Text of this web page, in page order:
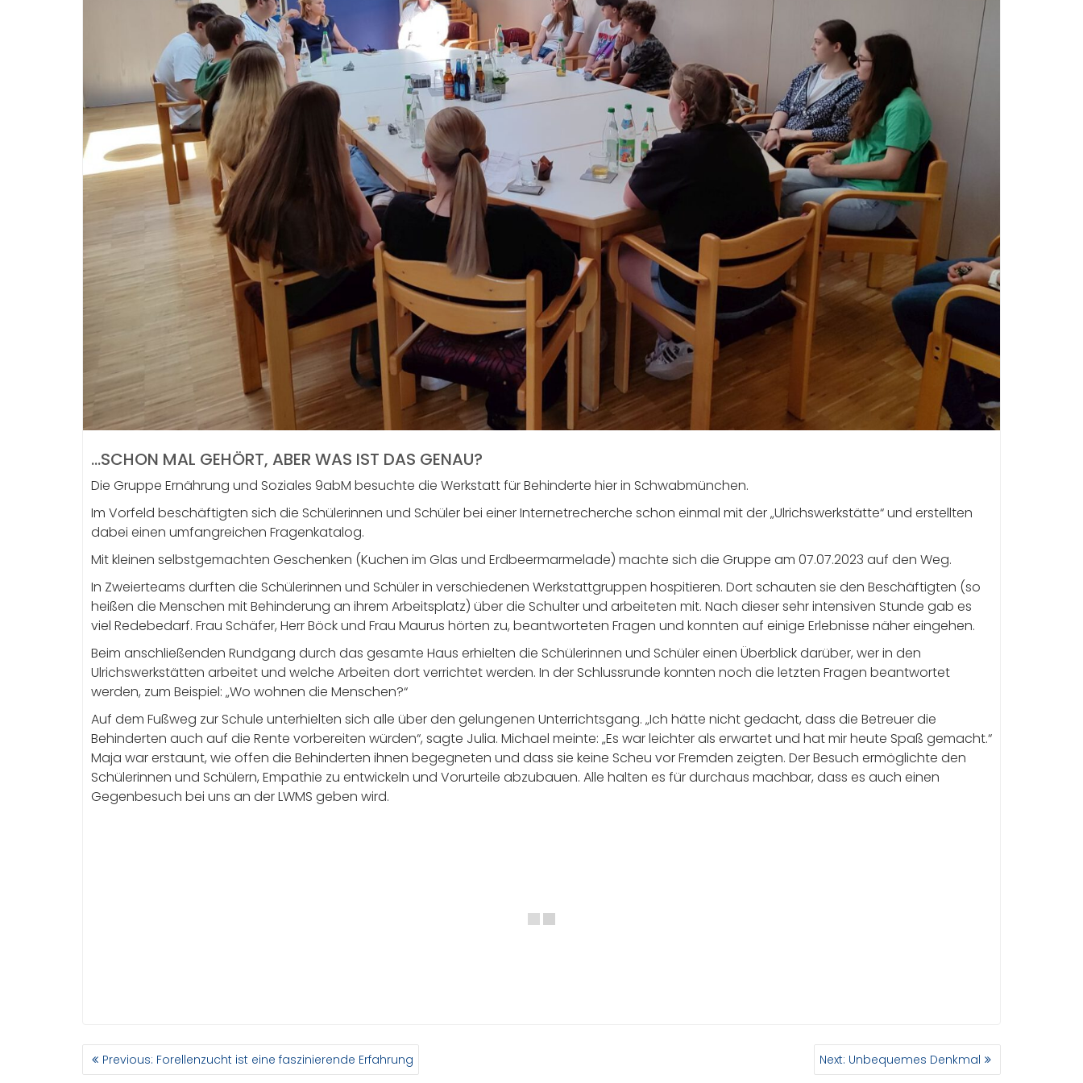
…SCHON MAL GEHÖRT, ABER WAS IST DAS GENAU?
Die Gruppe Ernährung und Soziales 9abM besuchte die Werkstatt für Behinderte hier in Schwabmünchen.
Im Vorfeld beschäftigten sich die Schülerinnen und Schüler bei einer Internetrecherche schon einmal mit der „Ulrichswerkstätte“ und erstellten
dabei einen umfangreichen Fragenkatalog.
Mit kleinen selbstgemachten Geschenken (Kuchen im Glas und Erdbeermarmelade) machte sich die Gruppe am 07.07.2023 auf den Weg.
In Zweierteams durften die Schülerinnen und Schüler in verschiedenen Werkstattgruppen hospitieren. Dort schauten sie den Beschäftigten (so
heißen die Menschen mit Behinderung an ihrem Arbeitsplatz) über die Schulter und arbeiteten mit. Nach dieser sehr intensiven Stunde gab es
viel Redebedarf. Frau Schäfer, Herr Böck und Frau Maurus hörten zu, beantworteten Fragen und konnten auf einige Erlebnisse näher eingehen.
Beim anschließenden Rundgang durch das gesamte Haus erhielten die Schülerinnen und Schüler einen Überblick darüber, wer in den
Ulrichswerkstätten arbeitet und welche Arbeiten dort verrichtet werden. In der Schlussrunde konnten noch die letzten Fragen beantwortet
werden, zum Beispiel: „Wo wohnen die Menschen?“
Auf dem Fußweg zur Schule unterhielten sich alle über den gelungenen Unterrichtsgang. „Ich hätte nicht gedacht, dass die Betreuer die
Behinderten auch auf die Rente vorbereiten würden“, sagte Julia. Michael meinte: „Es war leichter als erwartet und hat mir heute Spaß gemacht.“
Maja war erstaunt, wie offen die Behinderten ihnen begegneten und dass sie keine Scheu vor Fremden zeigten. Der Besuch ermöglichte den
Schülerinnen und Schülern, Empathie zu entwickeln und Vorurteile abzubauen. Alle halten es für durchaus machbar, dass es auch einen
Gegenbesuch bei uns an der LWMS geben wird.
BEITRAGSNAVIGATION
Previous: Previous
post:
Forellenzucht ist eine faszinierende Erfahrung Next: Next
post:
Unbequemes Denkmal